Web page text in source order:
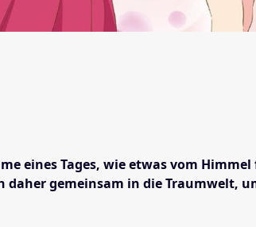
eines Tages, wie etwas vom
daher gemeinsam in die Traumwelt,